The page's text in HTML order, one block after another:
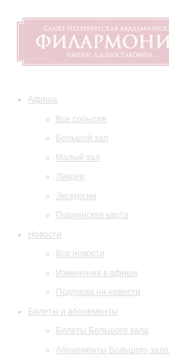
Афиша
Все события
Большой зал
Малый зал
Лекции
Экскурсии
Пушкинская карта
Новости
Все новости
Изменения в афише
Подписка на новости
Билеты и абонементы
Билеты Большого зала
Абонементы Большого зала